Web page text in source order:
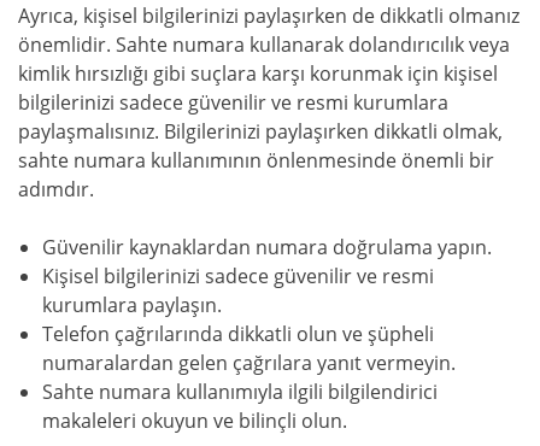
Ayrıca, kişisel bilgilerinizi paylaşırken de dikkatli olmanız
önemlidir. Sahte numara kullanarak dolandırıcılık veya
kimlik hırsızlığı gibi suçlara karşı korunmak için kişisel
bilgilerinizi sadece güvenilir ve resmi kurumlara
paylaşmalısınız. Bilgilerinizi paylaşırken dikkatli olmak,
sahte numara kullanımının önlenmesinde önemli bir
adımdır.
Güvenilir kaynaklardan numara doğrulama yapın.
Kişisel bilgilerinizi sadece güvenilir ve resmi
kurumlara paylaşın.
Telefon çağrılarında dikkatli olun ve şüpheli
numaralardan gelen çağrılara yanıt vermeyin.
Sahte numara kullanımıyla ilgili bilgilendirici
makaleleri okuyun ve bilinçli olun.